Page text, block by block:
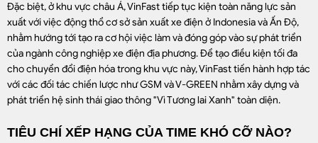
Đặc biệt, ở khu vực châu Á, VinFast tiếp tục kiện toàn năng lực sản
xuất với việc động thổ cơ sở sản xuất xe điện ở Indonesia và Ấn Độ,
nhằm hướng tới tạo ra cơ hội việc làm và đóng góp vào sự phát triển
của ngành công nghiệp xe điện địa phương. Để tạo điều kiện tối đa
cho chuyển đổi điện hóa trong khu vực này, VinFast tiến hành hợp tác
với các đối tác chiến lược như GSM và V-GREEN nhằm xây dựng và
phát triển hệ sinh thái giao thông "Vì Tương lai Xanh" toàn diện.
TIÊU CHÍ XẾP HẠNG CỦA TIME KHÓ CỠ NÀO?